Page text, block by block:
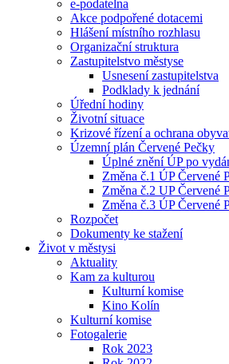
e-podatelna
Akce podpořené dotacemi
Hlášení místního rozhlasu
Organizační struktura
Zastupitelstvo městyse
Usnesení zastupitelstva
Podklady k jednání
Úřední hodiny
Životní situace
Krizové řízení a ochrana
Územní plán Červené Pečky
Úplné znění ÚP po
Změna č.1 ÚP Červené
Změna č.2 UP Červené
Změna č.3 ÚP Červené
Rozpočet
Dokumenty ke stažení
Život v městysi
Aktuality
Kam za kulturou
Kulturní komise
Kino Kolín
Kulturní komise
Fotogalerie
Rok 2023